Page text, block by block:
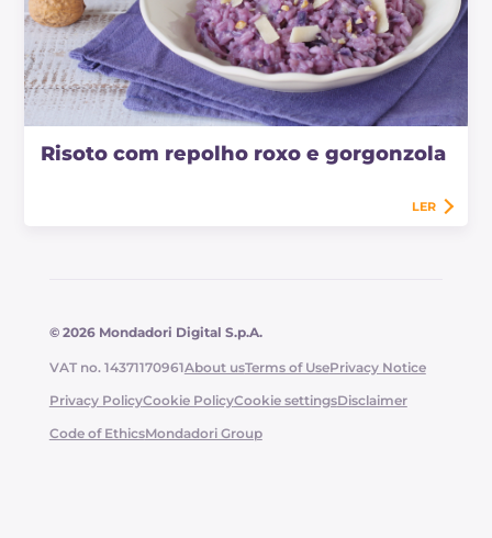
Risoto com repolho roxo e gorgonzola
LER
© 2026 Mondadori Digital S.p.A.
VAT no. 14371170961About usTerms of UsePrivacy Notice
Privacy PolicyCookie PolicyCookie settingsDisclaimer
Code of EthicsMondadori Group